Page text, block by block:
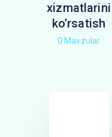
xizmatlarini
ko’rsatish
0 Mavzular